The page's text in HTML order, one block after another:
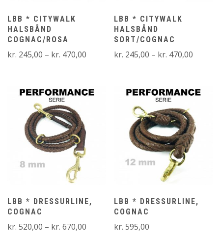
LBB * CITYWALK
HALSBÅND
COGNAC/ROSA
kr. 245,00 – kr. 470,00 Prisinterval:
kr. 470,00
LBB * CITYWALK
HALSBÅND
SORT/COGNAC
kr. 245,00 – kr. 470,00
kr.
LBB * DRESSURLINE,
COGNAC
kr. 520,00 – kr. 670,00 Prisinterval:
LBB * DRESSURLINE,
COGNAC
kr. 595,00